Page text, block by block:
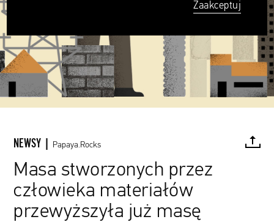
NEWSY | Papaya.Rocks
Masa stworzonych przez
człowieka materiałów
przewyższyła już masę
FACEBOOK TWITTER PINTEREST
Zaakceptuj